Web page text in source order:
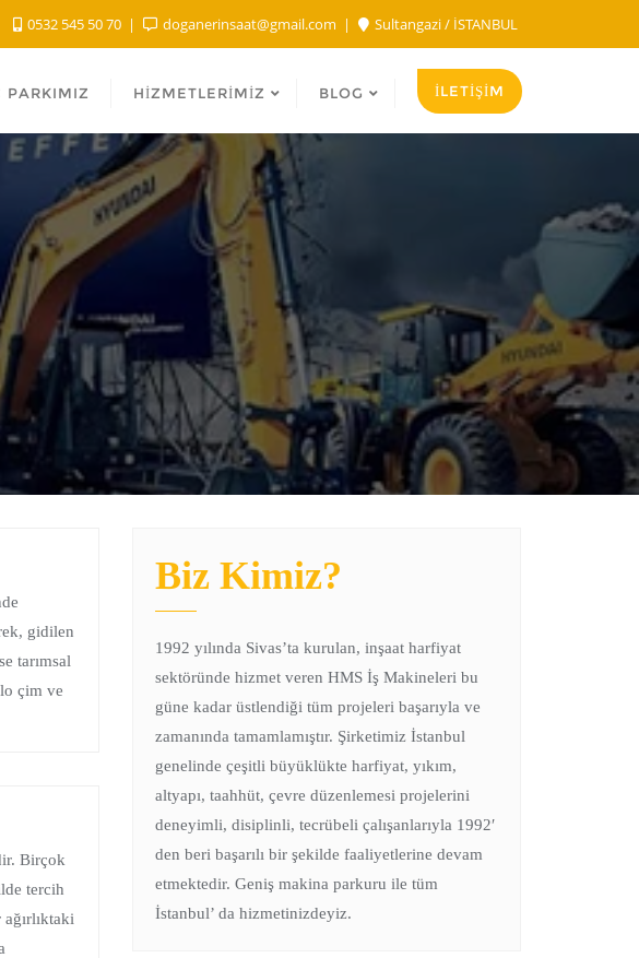
0532 545 50 70 doganerinsaat@gmail.com Sultangazi / İSTANBUL
PARKIMIZ HIZMETLERIMIZ BLOG İLETİŞİM
gidilen
tarımsal
çim ve
Birçok
tercih
Biz Kimiz?
1992 yılında Sivas’ta kurulan, inşaat harfiyat
sektöründe hizmet veren HMS İş Makineleri bu
güne kadar üstlendiği tüm projeleri başarıyla ve
zamanında tamamlamıştır. Şirketimiz İstanbul
genelinde çeşitli büyüklükte harfiyat, yıkım,
altyapı, taahhüt, çevre düzenlemesi projelerini
deneyimli, disiplinli, tecrübeli çalışanlarıyla 1992′
den beri başarılı bir şekilde faaliyetlerine devam
etmektedir. Geniş makina parkuru ile tüm
İstanbul’ da hizmetinizdeyiz.